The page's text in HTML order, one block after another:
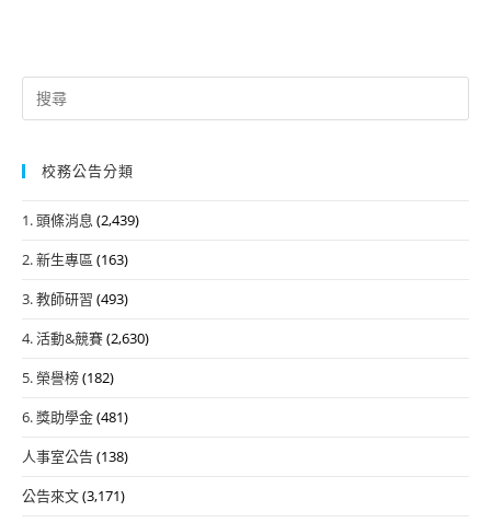
Search
for:
校務公告分類
1. 頭條消息 (2,439)
2. 新生專區 (163)
3. 教師研習 (493)
4. 活動&競賽(2,630)
5. 榮譽榜(182)
6. 獎助學金(481)
人事室公告(138)
公告來文(3,171)